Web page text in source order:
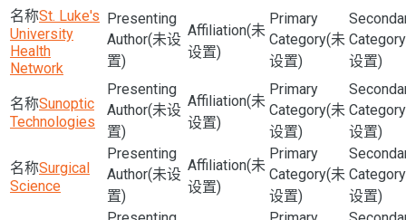
St. Luke's
University
Health
Network
(未设
置)
(未
设置)
(未
设置)
设置)
Sunoptic
Technologies
(未设
置)
(未
设置)
(未
设置)
设置)
Surgical
Science
(未设
置)
(未
设置)
(未
设置)
设置)